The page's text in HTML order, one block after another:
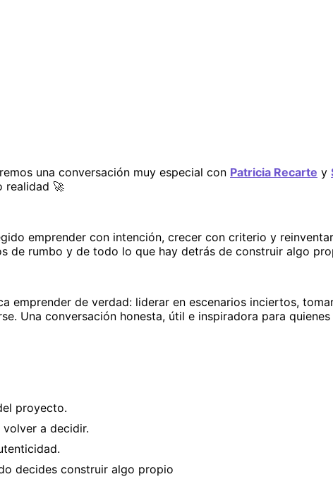
una conversación muy especial con Patricia Recarte y
realidad 🚀
emprender con intención, crecer con criterio y
de rumbo y de todo lo que hay detrás de construir algo
emprender de verdad: liderar en escenarios inciertos,
Una conversación honesta, útil e inspiradora para
proyecto.
a decidir.
decides construir algo propio